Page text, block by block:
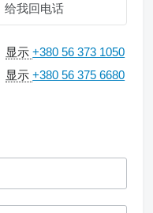
给我回电话
显示+380 56 373 1050
显示+380 56 375 6680